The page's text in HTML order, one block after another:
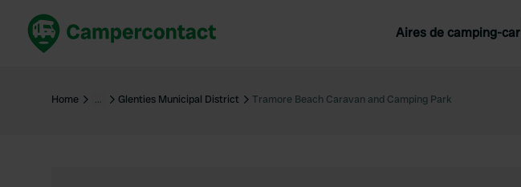
Aires de camping-car
France
France
Home … Glenties Municipal District Tramore Beach Caravan and Camping Park